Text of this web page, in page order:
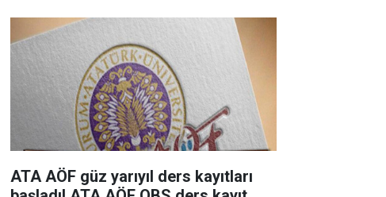
ATA AÖF güz yarıyıl ders kayıtları